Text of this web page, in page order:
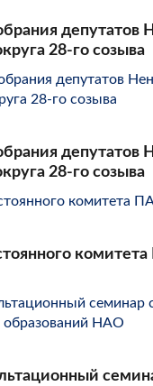
депутатов
28-го созыва
депутатов
28-го созыва